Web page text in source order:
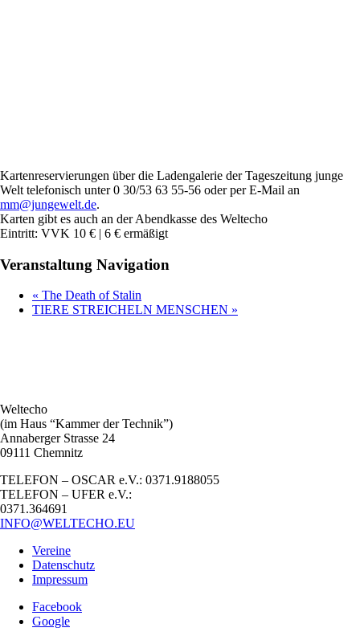
Kartenreservierungen über die Ladengalerie der Tageszeitung junge
Welt telefonisch unter 0 30/53 63 55-56 oder per E-Mail an
mm@jungewelt.de.
Karten gibt es auch an der Abendkasse des Weltecho
Eintritt: VVK 10 € | 6 € ermäßigt
Veranstaltung Navigation
« The Death of Stalin
TIERE STREICHELN MENSCHEN »
Weltecho
(im Haus “Kammer der Technik”)
Annaberger Strasse 24
09111 Chemnitz
TELEFON – OSCAR e.V.: 0371.9188055
TELEFON – UFER e.V.:
0371.364691
INFO@WELTECHO.EU
Vereine
Datenschutz
Impressum
Facebook
Google